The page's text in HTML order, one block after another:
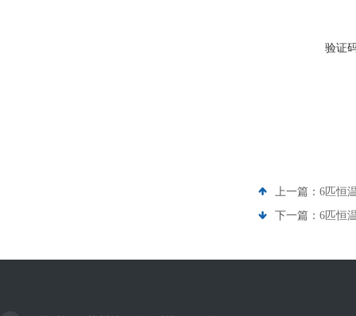
验证
上一篇： 6匹恒
下一篇： 6匹恒